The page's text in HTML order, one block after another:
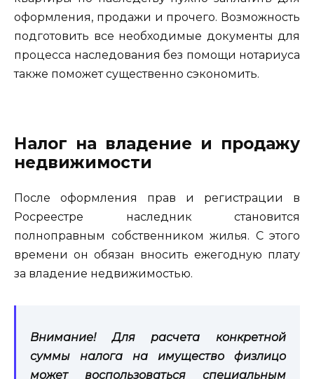
оформления, продажи и прочего. Возможность
подготовить все необходимые документы для
процесса наследования без помощи нотариуса
также поможет существенно сэкономить.
Налог на владение и продажу
недвижимости
После оформления прав и регистрации в
Росреестре наследник становится
полноправным собственником жилья. С этого
времени он обязан вносить ежегодную плату
за владение недвижимостью.
Внимание! Для расчета конкретной
суммы налога на имущество физлицо
может воспользоваться специальным